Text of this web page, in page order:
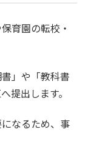
育園の転校・
」や「教科書
提出します。
なるため、事